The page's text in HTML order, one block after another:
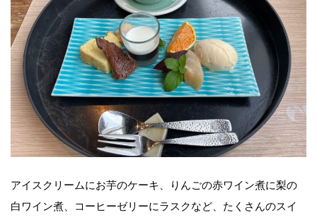
アイスクリームにお芋のケーキ、りんごの赤ワイン煮に梨の
白ワイン煮、コーヒーゼリーにラスクなど、たくさんのスイ